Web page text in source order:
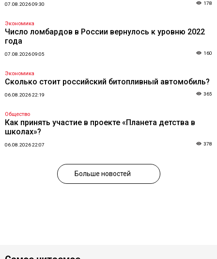
07.08.2026 09:30 178
Экономика
Число ломбардов в России вернулось к уровню 2022
года
07.08.2026 09:05 160
Экономика
Сколько стоит российский битопливный автомобиль?
06.08.2026 22:19 365
Общество
Как принять участие в проекте «Планета детства в
школах»?
06.08.2026 22:07 378
Больше новостей